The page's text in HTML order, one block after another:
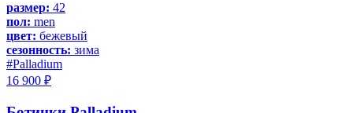
размер: 42
пол: men
цвет: бежевый
сезонность: зима
#Palladium
16 900 ₽